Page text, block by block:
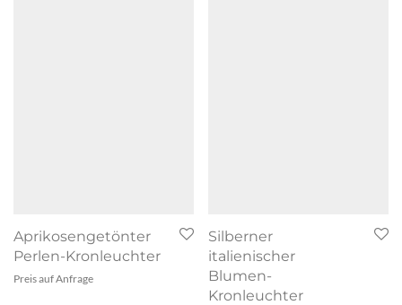
Aprikosengetönter
Perlen-Kronleuchter
Preis auf Anfrage
Silberner
italienischer
Blumen-
Kronleuchter